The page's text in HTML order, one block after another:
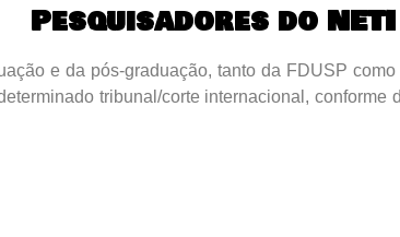
Pesquisadores do NETI
e da pós-graduação, tanto da FDUSP
tribunal/corte internacional,